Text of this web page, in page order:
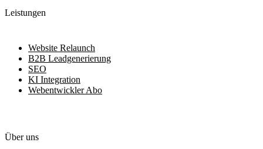
Leistungen
Website Relaunch
B2B Leadgenerierung
SEO
KI Integration
Webentwickler Abo
Über uns